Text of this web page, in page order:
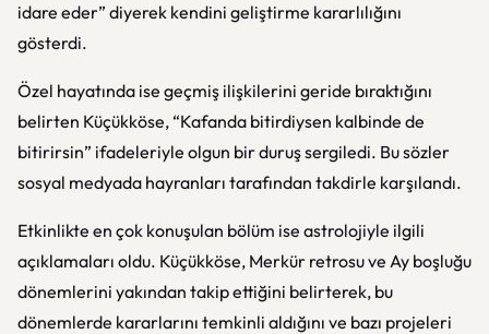
idare eder” diyerek kendini geliştirme kararlılığını
gösterdi.
Özel hayatında ise geçmiş ilişkilerini geride bıraktığını
belirten Küçükköse, “Kafanda bitirdiysen kalbinde de
bitirirsin” ifadeleriyle olgun bir duruş sergiledi. Bu sözler
sosyal medyada hayranları tarafından takdirle karşılandı.
Etkinlikte en çok konuşulan bölüm ise astrolojiyle ilgili
açıklamaları oldu. Küçükköse, Merkür retrosu ve Ay boşluğu
dönemlerini yakından takip ettiğini belirterek, bu
dönemlerde kararlarını temkinli aldığını ve bazı projeleri